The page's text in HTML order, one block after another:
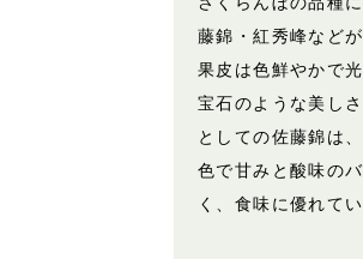
藤錦・紅秀峰など
果皮は色鮮やかで
宝石のような美し
としての佐藤錦は
色で甘みと酸味の
く、食味に優れて